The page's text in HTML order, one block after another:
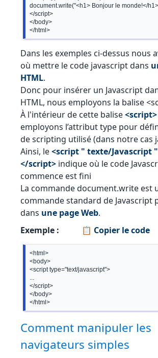
document.write("<h1> Bonjour le monde!</
</script>
</body>
Dans les exemples ci-dessus nous
où mettre le code javascript dans
HTML.
Donc pour insérer un Javascript
HTML, nous employons la balise
À l'intérieur de cette balise<script>
employons l’attribut type pour
de scripting utilisé (dans notre cas
Ainsi, le<script " texte/Javascript
</script> indique où le code
commence est fini
La commande document.write est
commande standard de Javascript
dans une page Web.
Exemple :
📋 Copier le code
<html>
<body>
<script type="text/javascript">
...
</script>
</body>
Comment manipuler les
navigateurs simples